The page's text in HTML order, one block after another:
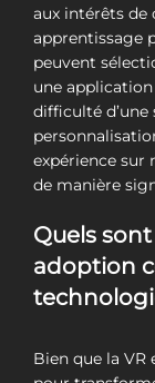
aux intérêts de
apprentissage
peuvent
une application
difficulté
expérience sur
de manière
Quels
adoption
Bien que la